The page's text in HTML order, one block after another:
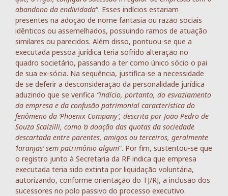
abandono da endividada“. Esses indícios estariam
presentes na adoção de nome fantasia ou razão sociais
idênticos ou assemelhados, possuindo ramos de atuação
similares ou parecidos. Além disso, pontuou-se que a
executada pessoa jurídica teria sofrido alteração no
quadro societário, passando a ter como único sócio o pai
de sua ex-sócia. Na sequência, justifica-se a necessidade
de se deferir a desconsideração da personalidade jurídica
aduzindo que se verifica “indício, portanto, do esvaziamento
da empresa e da confusão patrimonial característica do
fenômeno da ‘Phoenix Company’, descrita por João Pedro de
Souza Scalzilli, como ‘a doação das quotas da sociedade
descartada entre parentes, amigos ou terceiros, geralmente
‘laranjas’ sem patrimônio algum“. Por fim, sustentou-se que
o registro junto à Secretaria da RF indica que empresa
executada teria sido extinta por liquidação voluntária,
autorizando, conforme orientação do TJ/RJ, a inclusão dos
sucessores no polo passivo do processo executivo.